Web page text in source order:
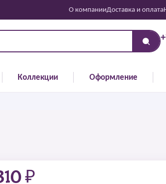
О компанииДоставка и оплата
Коллекции Оформление
₽